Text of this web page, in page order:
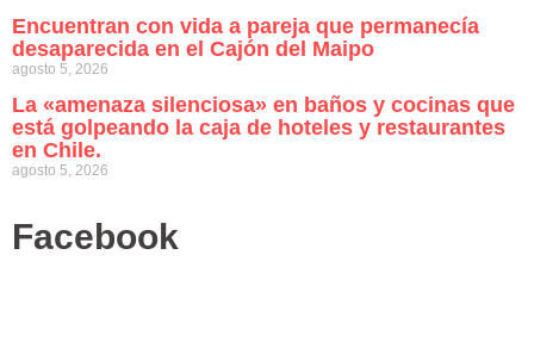
Encuentran con vida a pareja que permanecía
desaparecida en el Cajón del Maipo
agosto 5, 2026
La «amenaza silenciosa» en baños y cocinas que
está golpeando la caja de hoteles y restaurantes
en Chile.
agosto 5, 2026
Facebook